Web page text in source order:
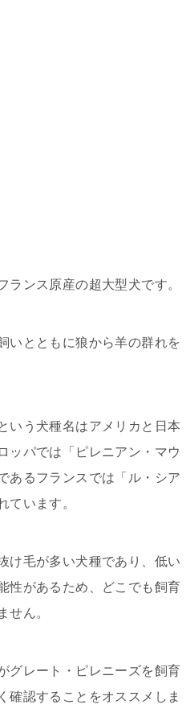
ランス原産の超大型犬です。
いとともに狼から羊の群れを
いう犬種名はアメリカと日本
ッパでは「ピレニアン・マウ
あるフランスでは「ル・シア
ています。
け毛が多い犬種であり、低い
性があるため、どこでも飼育
せん。
グレート・ピレニーズを飼育
確認することをオススメしま